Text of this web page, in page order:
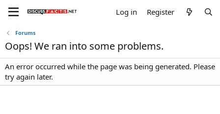
Log in Register
Forums
Oops! We ran into some problems.
An error occurred while the page was being generated. Please
try again later.